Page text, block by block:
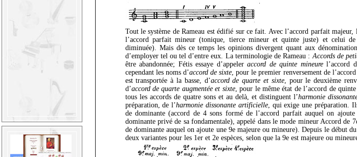
Tout le système de Rameau est édifié sur ce fait. Avec l’accord parfait majeur,
l’accord parfait mineur (tonique, tierce mineur et quinte juste) et celui
diminuée). Mais dès ce temps les opinions divergent quant aux
d’employer tel ou tel d’entre eux. La terminologie de Rameau :Accords de
être abandonnée; Fétis essaye d’appeleraccord de quinte mineurel’accord
cependant les noms d’accord de sixte, pour le premier renversement de
est transportée à la basse, d’accord de quarte et sixte, pour le deuxième
d’accord de quarte augmentée et sixte, pour le même état de l’accord de
tous les accords de quatre sons et au delà, et distinguent l’harmonie
préparation, de l’harmonie dissonante artificielle, qui exige une préparation.
de dominante (accord de 4 sons formé de l’accord parfait auquel on
dominante privé de sa fondamentale), appelé dans le mode mineur Accord de
de dominante auquel on ajoute une 9e majeure ou mineure). Depuis le début
deux variantes pour les 1er et 2e espèces, selon que la 9e est majeure ou